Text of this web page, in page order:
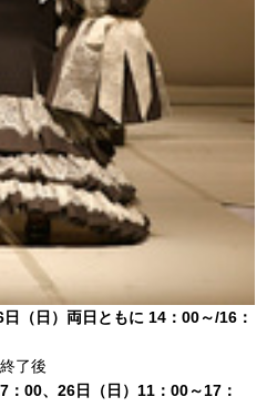
（日）両日ともに 14：00～/16：
了後
00、26日（日）11：00～17：